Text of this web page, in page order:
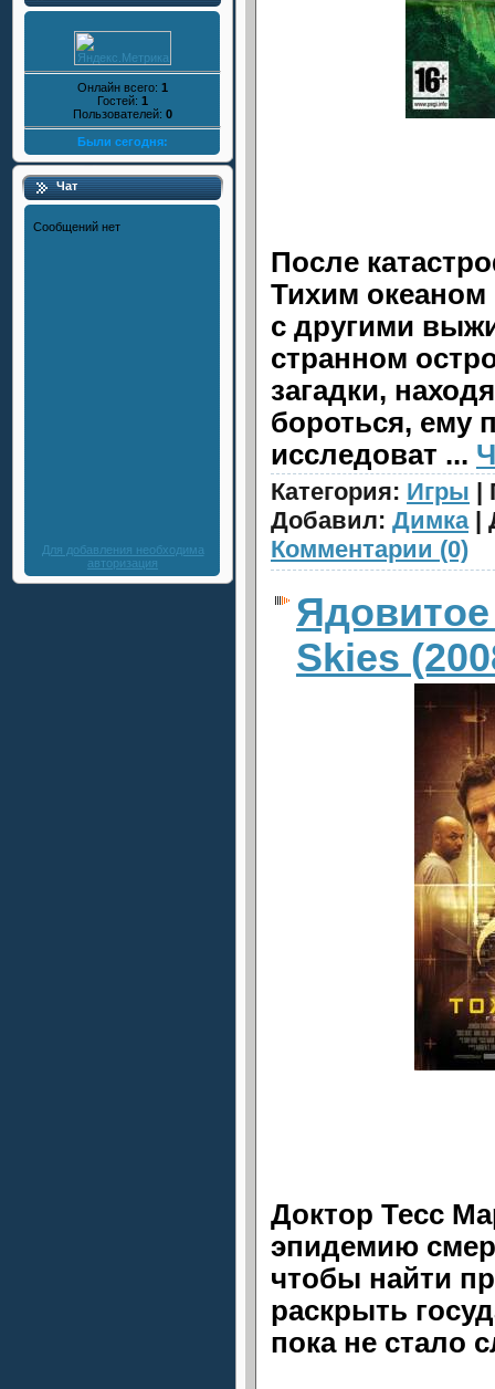
Онлайн всего: 1
Гостей: 1
Пользователей: 0
Были сегодня:
Чат
Для добавления необходима
авторизация
После
Тихим океаном
с другими
странном
загадки,
бороться, ему
исследоват ...
Категория: Игры |
Добавил: Димка|
Комментарии (0)
Skies
Доктор Тесс
эпидемию
чтобы найти
раскрыть
пока не стало